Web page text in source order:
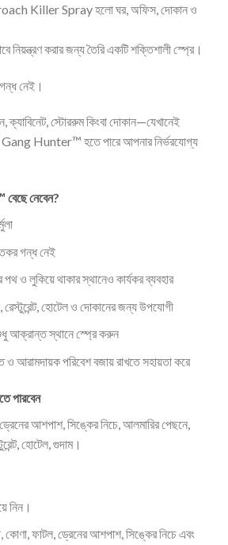
Killer Spray হলো ঘর, অফিস, দোকান ও
নিয়ন্ত্রণ করার জন্য তৈরি একটি শক্তিশালী স্প্রে।
নেই।
ক্যাবিনেট, স্টোররুম কিংবা দোকান—যেখানেই
Gang Hunter™ হতে পারে আপনার নির্ভরযোগ্য
নেবেন?
গন্ধ নেই
ও লুকিয়ে থাকার স্থানেও কার্যকর ব্যবহার
রেস্টুরেন্ট, হোটেল ও দোকানের জন্য উপযোগী
আক্রান্ত স্থানে স্প্রে করুন
ও আরামদায়ক পরিবেশ বজায় রাখতে সহায়তা করে
পারবেন
আশপাশ, সিঙ্কের নিচে, আলমারির পেছনে,
হোটেল, গুদাম।
নিন।
কোণা, ফাটল, ড্রেনের আশপাশ, সিঙ্কের নিচে এবং